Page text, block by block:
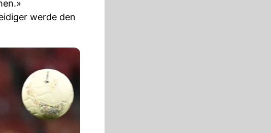
werde den